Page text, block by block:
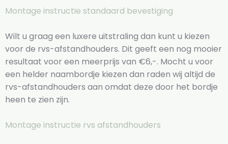
Montage instructie standaard bevestiging
Wilt u graag een luxere uitstraling dan kunt u kiezen
voor de rvs-afstandhouders. Dit geeft een nog mooier
resultaat voor een meerprijs van €6,-. Mocht u voor
een helder naambordje kiezen dan raden wij altijd de
rvs-afstandhouders aan omdat deze door het bordje
heen te zien zijn.
Montage instructie rvs afstandhouders